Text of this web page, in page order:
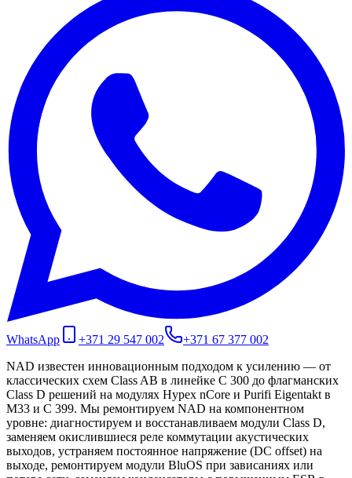
WhatsApp +371 29 547 002
+371 67 377 002
NAD известен инновационным подходом к усилению — от
классических схем Class AB в линейке C 300 до флагманских
Class D решений на модулях Hypex nCore и Purifi Eigentakt в
M33 и C 399. Мы ремонтируем NAD на компонентном
уровне: диагностируем и восстанавливаем модули Class D,
заменяем окислившиеся реле коммутации акустических
выходов, устраняем постоянное напряжение (DC offset) на
выходе, ремонтируем модули BluOS при зависаниях или